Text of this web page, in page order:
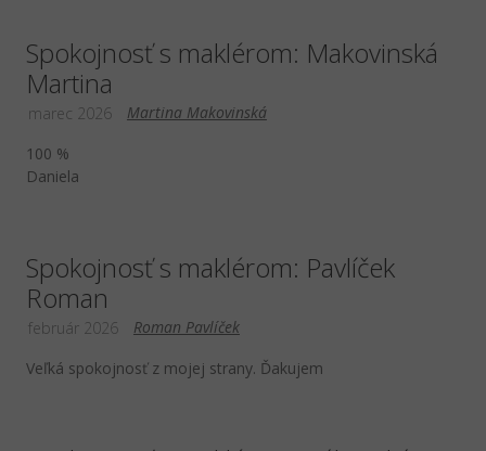
Spokojnosť s maklérom: Makovinská
Martina
Martina Makovinská
marec 2026
100 %
Daniela
Spokojnosť s maklérom: Pavlíček
Roman
Roman Pavlíček
február 2026
Veľká spokojnosť z mojej strany. Ďakujem